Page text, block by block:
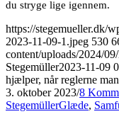
du stryge lige igennem.
https://stegemueller.dk/
2023-11-09-1.jpeg 530
content/uploads/2024/
Stegemüller2023-11-09
hjælper, når reglerne
3. oktober 2023/8
StegemüllerGlæde,